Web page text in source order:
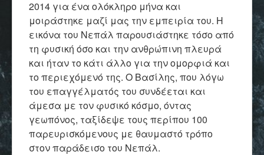
2014 για ένα ολόκληρο μήνα και
μοιράστηκε μαζί μας την εμπειρία του. Η
εικόνα του Νεπάλ παρουσιάστηκε τόσο από
τη φυσική όσο και την ανθρώπινη πλευρά
και ήταν το κάτι άλλο για την ομορφιά και
το περιεχόμενό της. Ο Βασίλης, που λόγω
του επαγγέλματός του συνδέεται και
άμεσα με τον φυσικό κόσμο, όντας
γεωπόνος, ταξίδεψε τους περίπου 100
παρευρισκόμενους με θαυμαστό τρόπο
στον παράδεισο του Νεπάλ.